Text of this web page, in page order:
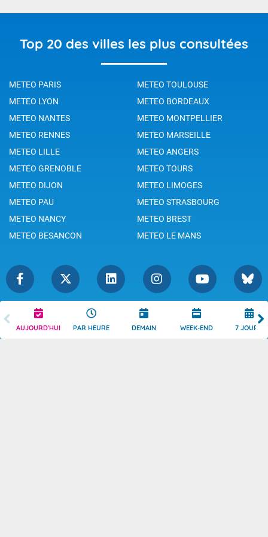
AUJOURD'HUI PAR HEURE DEMAIN WEEK-END 7 JOURS
Top 20 des villes les plus consultées
METEO PARIS
METEO TOULOUSE
METEO LYON
METEO BORDEAUX
METEO NANTES
METEO MONTPELLIER
METEO RENNES
METEO MARSEILLE
METEO LILLE
METEO ANGERS
METEO GRENOBLE
METEO TOURS
METEO DIJON
METEO LIMOGES
METEO PAU
METEO STRASBOURG
METEO NANCY
METEO BREST
METEO BESANCON
METEO LE MANS